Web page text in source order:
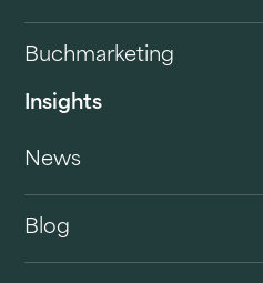
Buchmarketing
Insights
News
Blog